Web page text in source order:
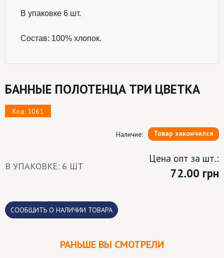
В упаковке 6 шт.
Состав: 100% хлопок.
БАННЫЕ ПОЛОТЕНЦА ТРИ ЦВЕТКА
Код: 1061
Наличие: Товар закончился
В УПАКОВКЕ: 6 ШТ
Цена опт за шт.:
72.00 грн
CООБЩИТЬ О НАЛИЧИИ ТОВАРА
РАНЬШЕ ВЫ СМОТРЕЛИ